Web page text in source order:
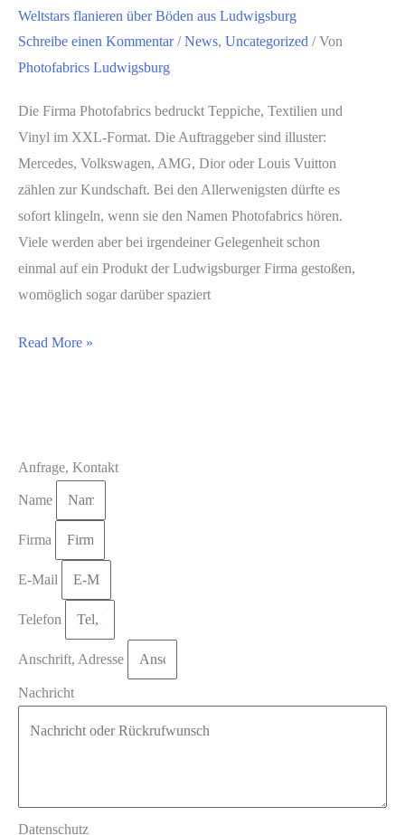
Weltstars flanieren über Böden aus Ludwigsburg
Schreibe einen Kommentar /News, Uncategorized / Von
Photofabrics Ludwigsburg
Die Firma Photofabrics bedruckt Teppiche, Textilien und
Vinyl im XXL-Format. Die Auftraggeber sind illuster:
Mercedes, Volkswagen, AMG, Dior oder Louis Vuitton
zählen zur Kundschaft. Bei den Allerwenigsten dürfte es
sofort klingeln, wenn sie den Namen Photofabrics hören.
Viele werden aber bei irgendeiner Gelegenheit schon
einmal auf ein Produkt der Ludwigsburger Firma gestoßen,
womöglich sogar darüber spaziert
Weltstars
Ludwigsburg
Read More »
Anfrage, Kontakt
Name
Firma
E-Mail
Telefon
Anschrift, Adresse
Nachricht
Datenschutz